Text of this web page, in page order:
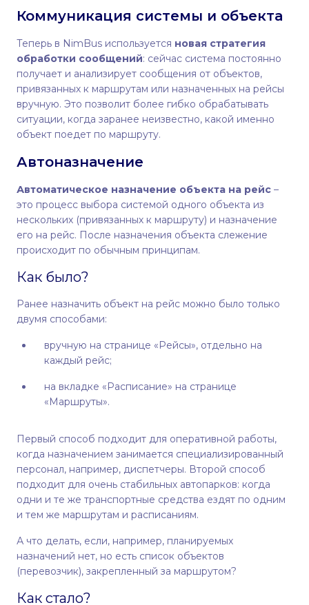
Коммуникация системы и объекта
Теперь в NimBus используется новая стратегия
обработки сообщений: сейчас система постоянно
получает и анализирует сообщения от объектов,
привязанных к маршрутам или назначенных на рейсы
вручную. Это позволит более гибко обрабатывать
ситуации, когда заранее неизвестно, какой именно
объект поедет по маршруту.
Автоназначение
Автоматическое назначение объекта на рейс –
это процесс выбора системой одного объекта из
нескольких (привязанных к маршруту) и назначение
его на рейс. После назначения объекта слежение
происходит по обычным принципам.
Как было?
Ранее назначить объект на рейс можно было только
двумя способами:
вручную на странице «Рейсы», отдельно на
каждый рейс;
на вкладке «Расписание» на странице
«Маршруты».
Первый способ подходит для оперативной работы,
когда назначением занимается специализированный
персонал, например, диспетчеры. Второй способ
подходит для очень стабильных автопарков: когда
одни и те же транспортные средства ездят по одним
и тем же маршрутам и расписаниям.
А что делать, если, например, планируемых
назначений нет, но есть список объектов
(перевозчик), закрепленный за маршрутом?
Как стало?